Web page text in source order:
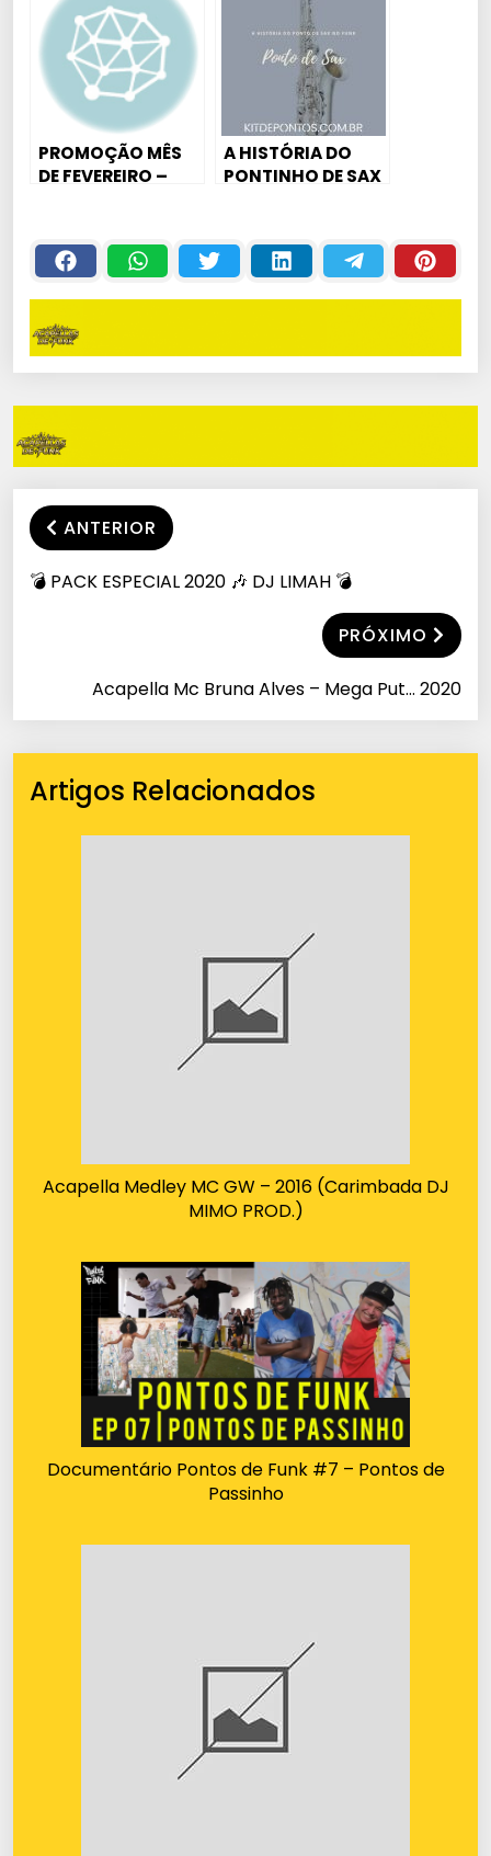
FORMA SIMPLES
PROMOÇÃO MÊS
DE FEVEREIRO –
SAMPLE PACK
BREGAFUNK 💣
A HISTÓRIA DO
PONTINHO DE SAX
ANTERIOR
💣 PACK ESPECIAL 2020 🎶 DJ LIMAH 💣
PRÓXIMO
Acapella Mc Bruna Alves – Mega Put… 2020
Artigos Relacionados
Acapella Medley MC GW – 2016 (Carimbada DJ
MIMO PROD.)
Documentário Pontos de Funk #7 – Pontos de
Passinho